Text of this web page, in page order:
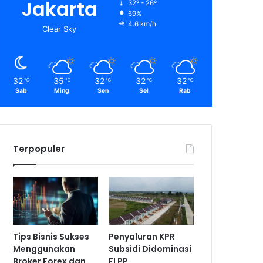
Jakarta
Clear Sky
32º - 26º
69%
4.6 km/h
32 ℃
Sab
35 ℃
Ming
32 ℃
Sen
32 ℃
Sel
32 ℃
Rab
Terpopuler
Tips Bisnis Sukses
Menggunakan
Penyaluran KPR
Subsidi Didominasi